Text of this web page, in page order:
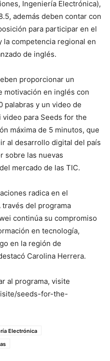
Ingeniería Electrónica),
además deben contar con
para participar en el
competencia regional en
de inglés.
proporcionar un
motivación en inglés con
palabras y un video de
para Seeds for the
máxima de 5 minutos, que
al desarrollo digital del país
sobre las nuevas
mercado de las TIC.
radica en el
del programa
continúa su compromiso
en tecnología,
en la región de
Carolina Herrera.
al programa, visite
seeds-for-the-
Electrónica